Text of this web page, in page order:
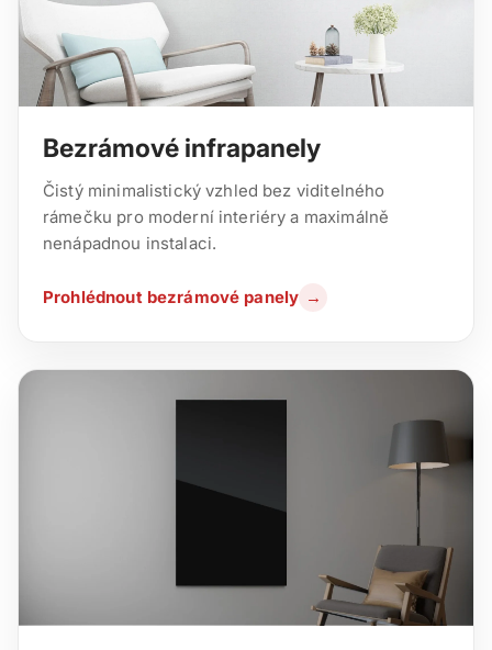
Bezrámové infrapanely
Čistý minimalistický vzhled bez viditelného
rámečku pro moderní interiéry a maximálně
nenápadnou instalaci.
Prohlédnout bezrámové panely →